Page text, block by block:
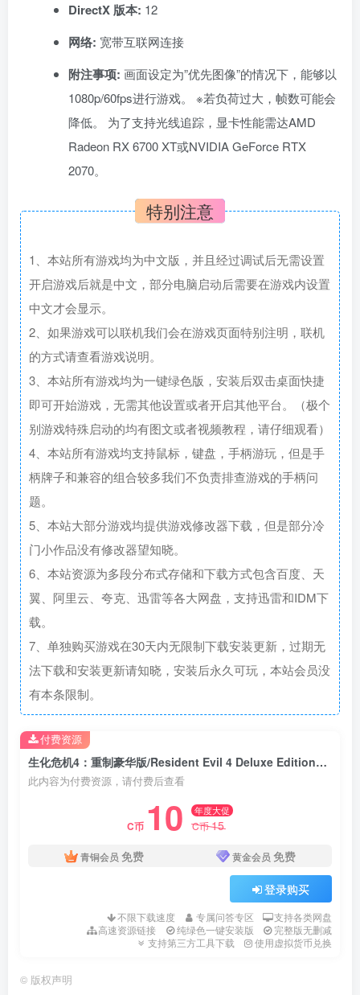
DirectX 版本: 12
网络: 宽带互联网连接
附注事项: 画面设定为”优先图像”的情况下，能够以
1080p/60fps进行游戏。 ※若负荷过大，帧数可能会
降低。 为了支持光线追踪，显卡性能需达AMD
Radeon RX 6700 XT或NVIDIA GeForce RTX
2070。
特别注意
1、本站所有游戏均为中文版，并且经过调试后无需设置
开启游戏后就是中文，部分电脑启动后需要在游戏内设置
中文才会显示。
2、如果游戏可以联机我们会在游戏页面特别注明，联机
的方式请查看游戏说明。
3、本站所有游戏均为一键绿色版，安装后双击桌面快捷
即可开始游戏，无需其他设置或者开启其他平台。（极个
别游戏特殊启动的均有图文或者视频教程，请仔细观看）
4、本站所有游戏均支持鼠标，键盘，手柄游玩，但是手
柄牌子和兼容的组合较多我们不负责排查游戏的手柄问
题。
5、本站大部分游戏均提供游戏修改器下载，但是部分冷
门小作品没有修改器望知晓。
6、本站资源为多段分布式存储和下载方式包含百度、天
翼、阿里云、夸克、迅雷等各大网盘，支持迅雷和IDM下
载。
7、单独购买游戏在30天内无限制下载安装更新，过期无
法下载和安装更新请知晓，安装后永久可玩，本站会员没
有本条限制。
生化危机4：重制豪华版/Resident Evil 4 Deluxe Edition（更新1.50艾达王独家豪华版+内容扩展包+全DLC+中文语音）
此内容为付费资源，请付费后查看
C币 10 年度大促
C币15
青铜会员 免费 黄金会员 免费
登录购买
不限下载速度 专属问答专区
支持各类网盘
高速资源链接
纯绿色一键安装版
完整版无删减
支持第三方工具下载
使用虚拟货币兑换
付费资源
© 版权声明